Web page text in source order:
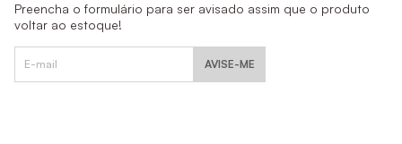
Preencha o formulário para ser avisado assim que o produto
voltar ao estoque!
AVISE-ME